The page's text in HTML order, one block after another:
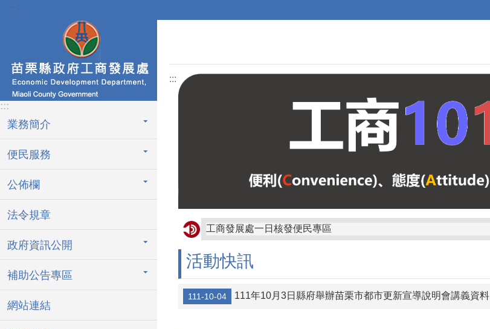
跳到主要內容區塊
:::
:::
業務簡介
便民服務
公佈欄
法令規章
政府資訊公開
補助公告專區
網站連結
:::
工商發展處一日核發便民專區
活動快訊
111-10-04 111年10月3日縣府舉辦苗栗市都市更新宣導說明會講義資料